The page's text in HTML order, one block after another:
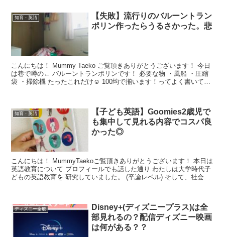
知育・英語
【失敗】流行りのバルーントラン
ポリン作ったらうるさかった。悲
こんにちは！ Mummy Taeko ご覧頂きありがとうございます！ 今日
は巷で噂の← バルーントランポリンです！ 必要な物 ・風船 ・圧縮
袋 ・掃除機 たったこれだけ☺️ 100均で揃います！ってよく書いてあ
知育・英語
【子ども英語】Goomies2歳児で
も集中して見れる内容でコスパ良
かった◎
こんにちは！ MummyTaekoご覧頂きありがとうございます！ 本日は
英語教育について プロフィールでも話した通り わたしは大学時代子
どもの英語教育を 研究していました。 (卒論レベル) そして、社会人
ディズニー全般
Disney+(ディズニープラス)は全
部見れるの？配信ディズニー映画
は何がある？？